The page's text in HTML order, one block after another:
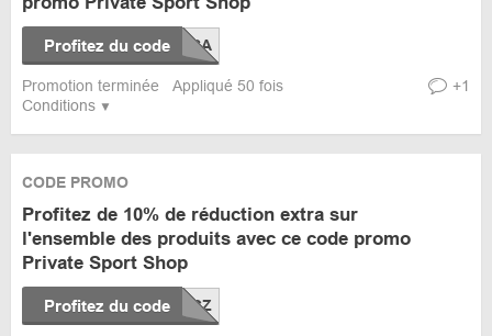
Conditions
Profitez du code
Promotion terminée Appliqué 50 fois +1
CODE PROMO
Profitez de 10% de réduction extra sur
l'ensemble des produits avec ce code promo
Private Sport Shop
Profitez du code